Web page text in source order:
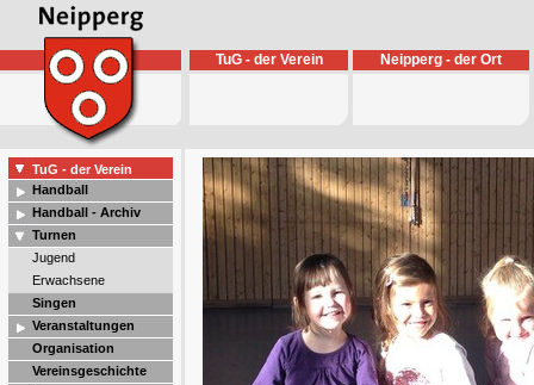
TuG - der Verein Neipperg - der Ort
TuG - der Verein
Handball
Handball - Archiv
Turnen
Jugend
Erwachsene
Singen
Veranstaltungen
Organisation
Vereinsgeschichte